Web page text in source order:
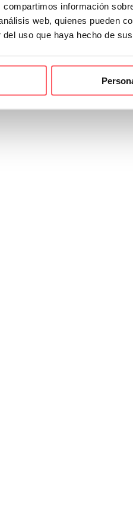
información
web, quienes pueden
uso que haya hecho de
y claves para elegir el
puede marcar una diferencia